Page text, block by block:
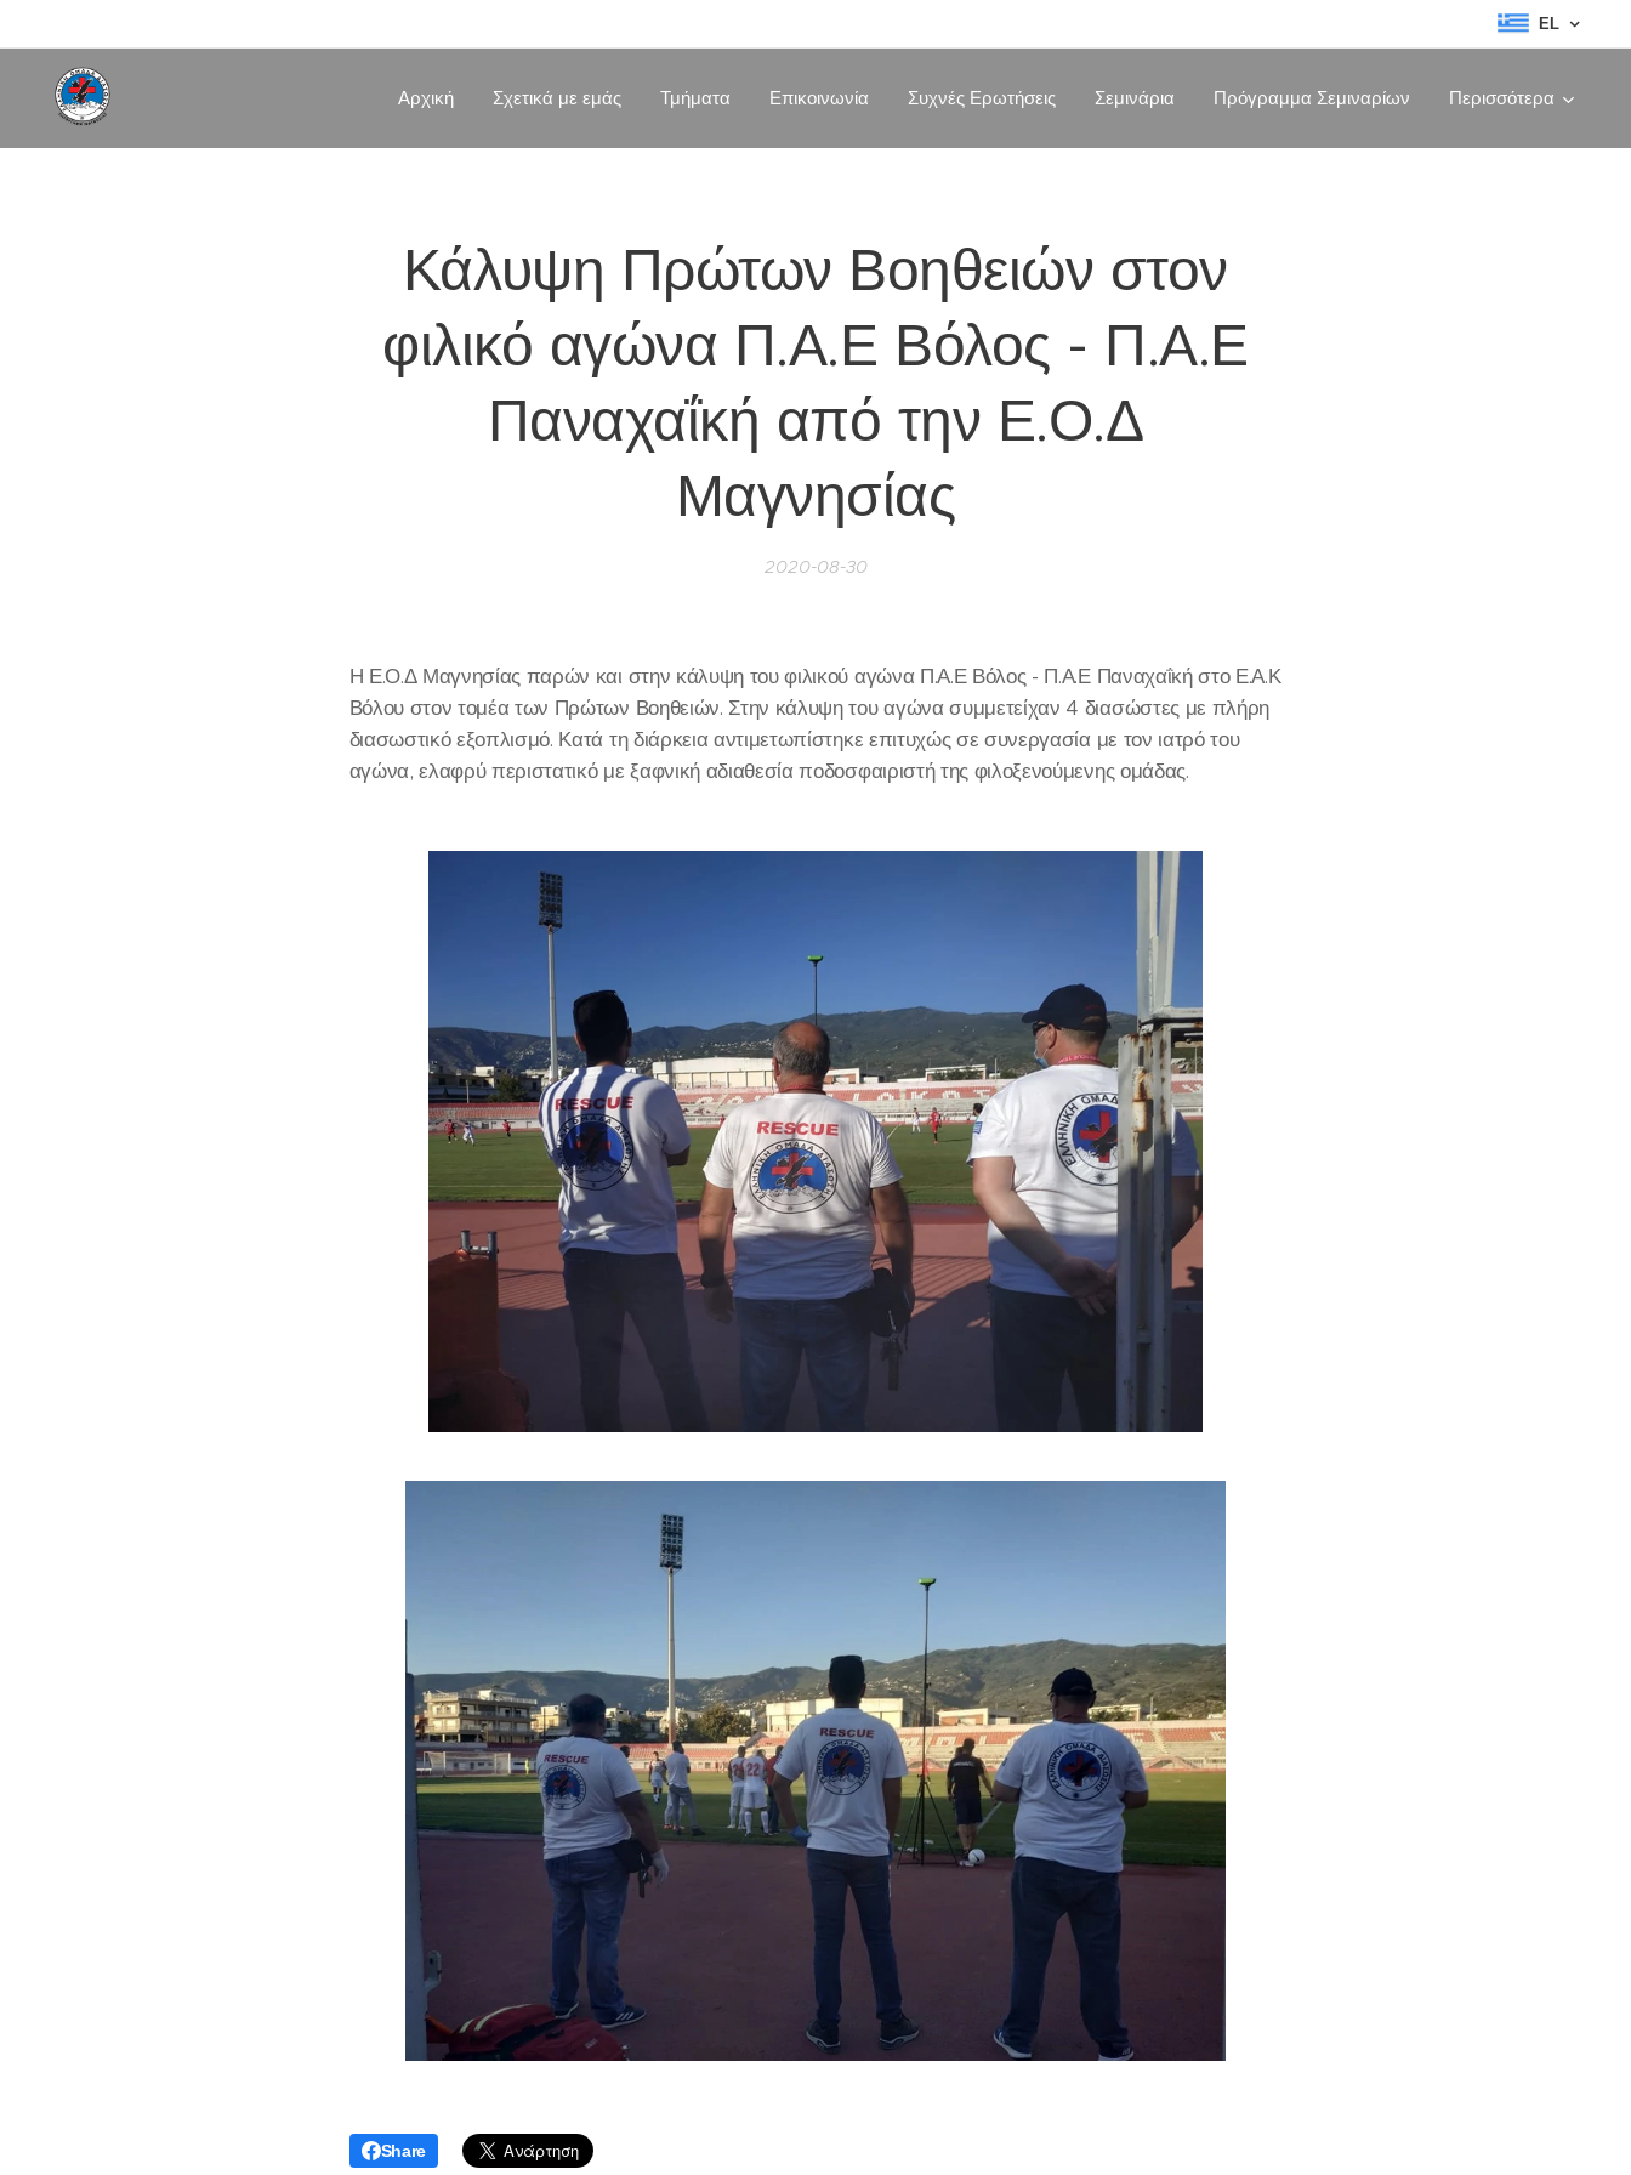
EL
Αρχική Σχετικά με εμάς Τμήματα Επικοινωνία Συχνές Ερωτήσεις Σεμινάρια Πρόγραμμα Σεμιναρίων Περισσότερα
Κάλυψη Πρώτων Βοηθειών στον
φιλικό αγώνα Π.Α.Ε Βόλος - Π.Α.Ε
Παναχαΐκή από την Ε.Ο.Δ
Μαγνησίας
2020-08-30
Η Ε.Ο.Δ Μαγνησίας παρών και στην κάλυψη του φιλικού αγώνα Π.Α.Ε Βόλος - Π.Α.Ε Παναχαΐκή στο Ε.Α.Κ
Βόλου στον τομέα των Πρώτων Βοηθειών. Στην κάλυψη του αγώνα συμμετείχαν 4 διασώστες με πλήρη
διασωστικό εξοπλισμό. Κατά τη διάρκεια αντιμετωπίστηκε επιτυχώς σε συνεργασία με τον ιατρό του
αγώνα, ελαφρύ περιστατικό με ξαφνική αδιαθεσία ποδοσφαιριστή της φιλοξενούμενης ομάδας.
Share